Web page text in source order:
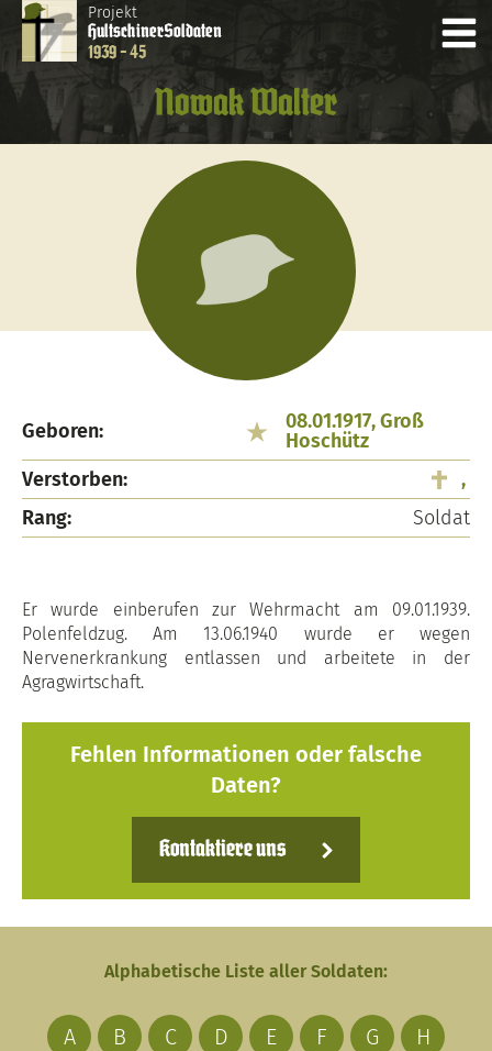
Projekt
HultschinerSoldaten
1939 - 45
Nowak Walter
Geboren:
08.01.1917, Groß
Hoschütz
Verstorben:
,
Rang:
Soldat
Er wurde einberufen zur Wehrmacht am 09.01.1939.
Polenfeldzug. Am 13.06.1940 wurde er wegen
Nervenerkrankung entlassen und arbeitete in der
Agragwirtschaft.
Fehlen Informationen oder falsche
Daten?
Kontaktiere uns
Alphabetische Liste aller Soldaten:
A B C D E F G
H